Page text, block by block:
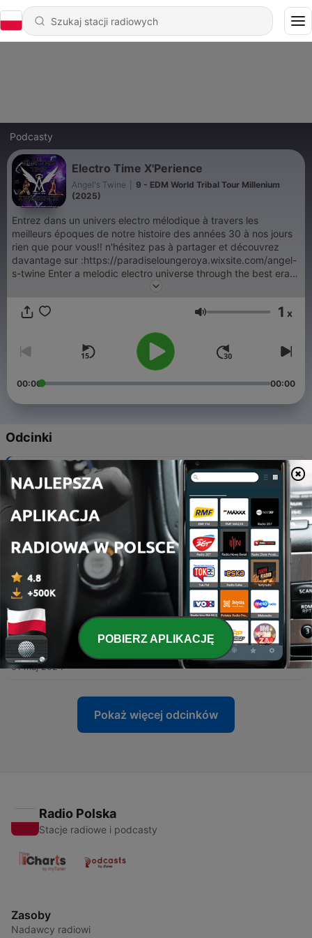
Podcasty
Electro Time X'Perience
Angel's Twine
9 - EDM World Tribal Tour Millenium
(2025)
Entrez dans un univers electro mélodique à travers les
meilleurs époques de notre histoire des années 30 à nos jours
rien que pour vous!! n'hésitez pas à partager et découvrez
davantage sur :https://paradiseloungeroya.wixsite.com/angel-
s-twine Enter a melodic electro universe through the best eras
of our history from the 30s to the present day just for you!! feel
https://paradiseloungeroya.wixsite.com/angel-s-twine
Głośność 1 x
00:00 00:00
Odcinki
EDM World Tribal Tour Millenium (2025)
18 kwi 2025
8 - Electro Time X'Périence Jingle (English)
Electro Time X'Périence Jingle (French)
10 maj 2024
The 20's to 40's X'périence (2024)
08 maj 2024
5 - The 50's X'Perience (2024)
01 maj 2024
Pokaż więcej odcinków
Radio Polska
Stacje radiowe i podcasty
Zasoby
Nadawcy radiowi
POBIERZ APLIKACJĘ